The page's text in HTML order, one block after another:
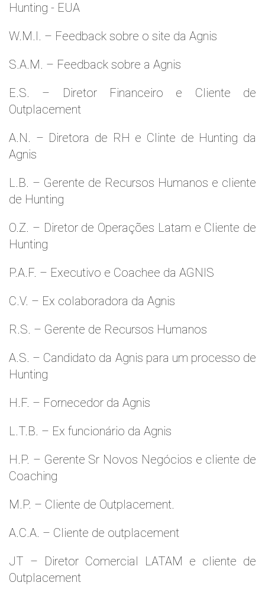
Hunting - EUA
W.M.l. – Feedback sobre o site da Agnis
S.A.M. – Feedback sobre a Agnis
E.S. – Diretor Financeiro e Cliente de
Outplacement
A.N. – Diretora de RH e Clinte de Hunting da
Agnis
L.B. – Gerente de Recursos Humanos e cliente
de Hunting
O.Z. – Diretor de Operações Latam e Cliente de
Hunting
P.A.F. – Executivo e Coachee da AGNIS
C.V. – Ex colaboradora da Agnis
R.S. – Gerente de Recursos Humanos
A.S. – Candidato da Agnis para um processo de
Hunting
H.F. – Fornecedor da Agnis
L.T.B. – Ex funcionário da Agnis
H.P. – Gerente Sr Novos Negócios e cliente de
Coaching
M.P. – Cliente de Outplacement.
A.C.A. – Cliente de outplacement
JT – Diretor Comercial LATAM e cliente de
Outplacement